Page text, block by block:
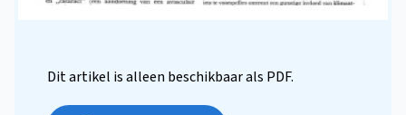
Dit artikel is alleen beschikbaar als PDF.